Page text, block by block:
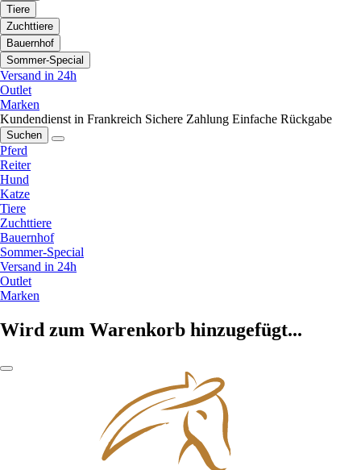
Tiere
Zuchttiere
Bauernhof
Sommer-Special
Versand in 24h
Outlet
Marken
Kundendienst in Frankreich Sichere Zahlung Einfache Rückgabe
Suchen
Pferd
Reiter
Hund
Katze
Tiere
Zuchttiere
Bauernhof
Sommer-Special
Versand in 24h
Outlet
Marken
Wird zum Warenkorb hinzugefügt...